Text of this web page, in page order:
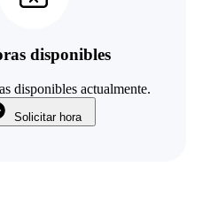
disponibles
disponibles actualmente.
Solicitar hora